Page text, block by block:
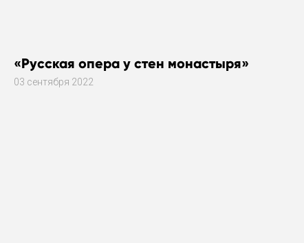
«Русская опера у стен монастыря»
03 сентября 2022